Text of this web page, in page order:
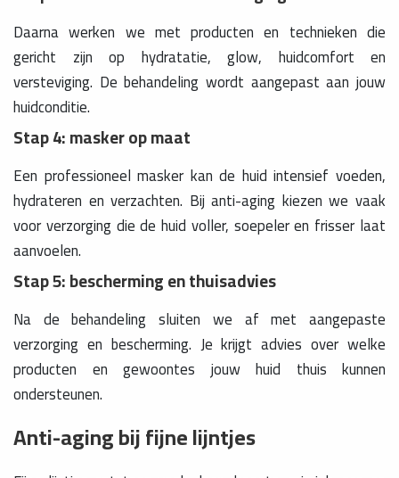
Daarna werken we met producten en technieken die
gericht zijn op hydratatie, glow, huidcomfort en
versteviging. De behandeling wordt aangepast aan jouw
huidconditie.
Stap 4: masker op maat
Een professioneel masker kan de huid intensief voeden,
hydrateren en verzachten. Bij anti-aging kiezen we vaak
voor verzorging die de huid voller, soepeler en frisser laat
aanvoelen.
Stap 5: bescherming en thuisadvies
Na de behandeling sluiten we af met aangepaste
verzorging en bescherming. Je krijgt advies over welke
producten en gewoontes jouw huid thuis kunnen
ondersteunen.
Anti-aging bij fijne lijntjes